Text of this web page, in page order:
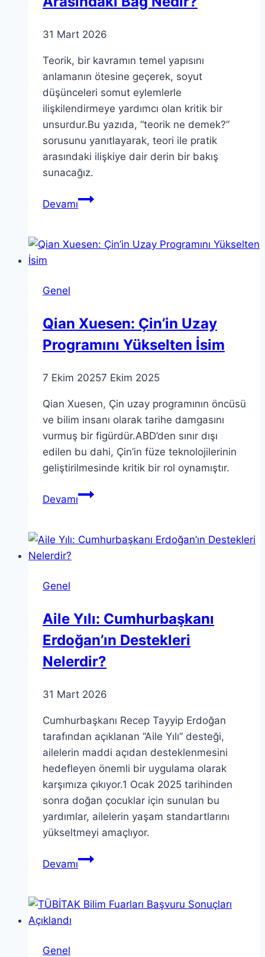
31 Mart 2026
Teorik, bir kavramın temel yapısını
anlamanın ötesine geçerek, soyut
düşünceleri somut eylemlerle
ilişkilendirmeye yardımcı olan kritik bir
unsurdur.Bu yazıda, “teorik ne demek?”
sorusunu yanıtlayarak, teori ile pratik
arasındaki ilişkiye dair derin bir bakış
sunacağız.
DevamıTeorik:
Eylem
Genel
Qian Xuesen: Çin’in Uzay
Programını Yükselten İsim
7 Ekim 20257 Ekim 2025
Qian Xuesen, Çin uzay programının öncüsü
ve bilim insanı olarak tarihe damgasını
vurmuş bir figürdür.ABD’den sınır dışı
edilen bu dahi, Çin’in füze teknolojilerinin
geliştirilmesinde kritik bir rol oynamıştır.
DevamıQian
Uzay
Genel
Aile Yılı: Cumhurbaşkanı
Erdoğan’ın Destekleri
Nelerdir?
31 Mart 2026
Cumhurbaşkanı Recep Tayyip Erdoğan
tarafından açıklanan “Aile Yılı” desteği,
ailelerin maddi açıdan desteklenmesini
hedefleyen önemli bir uygulama olarak
karşımıza çıkıyor.1 Ocak 2025 tarihinden
sonra doğan çocuklar için sunulan bu
yardımlar, ailelerin yaşam standartlarını
yükseltmeyi amaçlıyor.
DevamıAile
Erdoğan’ın
Genel